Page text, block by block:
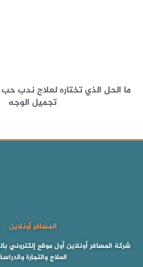
ما الحل الذي تختاره لعلاج ندب
تجميل الوجه
المسافر أونلاين
شركة المسافر أونلاين أول موقع إلكتروني
العلاج والتجارة